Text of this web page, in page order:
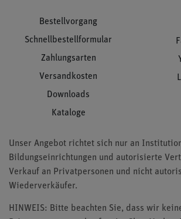
Bestellvorgang
Schnellbestellformular
Zahlungsarten
Versandkosten
Downloads
Kataloge
Unser Angebot richtet sich nur an
Bildungseinrichtungen und autorisierte
Verkauf an Privatpersonen und nicht
Wiederverkäufer.
HINWEIS: Bitte beachten Sie, dass wir